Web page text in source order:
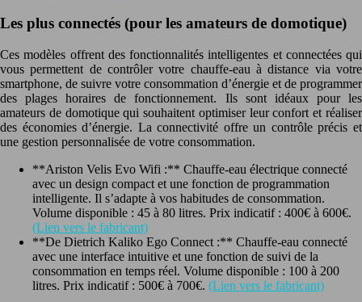
Les plus connectés (pour les amateurs de domotique)
Ces modèles offrent des fonctionnalités intelligentes et connectées qui
vous permettent de contrôler votre chauffe-eau à distance via votre
smartphone, de suivre votre consommation d’énergie et de programmer
des plages horaires de fonctionnement. Ils sont idéaux pour les
amateurs de domotique qui souhaitent optimiser leur confort et réaliser
des économies d’énergie. La connectivité offre un contrôle précis et
une gestion personnalisée de votre consommation.
**Ariston Velis Evo Wifi :** Chauffe-eau électrique connecté
avec un design compact et une fonction de programmation
intelligente. Il s’adapte à vos habitudes de consommation.
Volume disponible : 45 à 80 litres. Prix indicatif : 400€ à 600€.
(Lien vers le fabricant)
**De Dietrich Kaliko Ego Connect :** Chauffe-eau connecté
avec une interface intuitive et une fonction de suivi de la
consommation en temps réel. Volume disponible : 100 à 200
litres. Prix indicatif : 500€ à 700€. (Lien vers le fabricant)